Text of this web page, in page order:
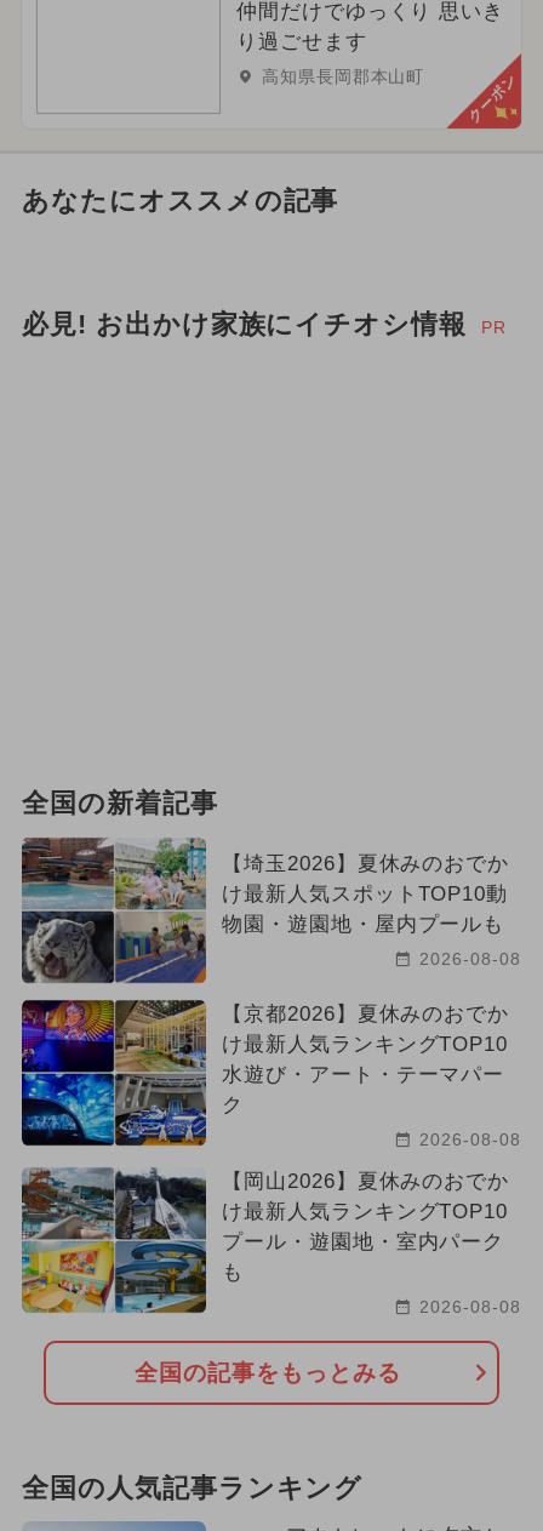
仲間だけでゆっくり 思いき
り過ごせます
高知県長岡郡本山町 クーポン
あなたにオススメの記事
必見! お出かけ家族にイチオシ情報 PR
全国の新着記事
【埼玉2026】夏休みのおでか
け最新人気スポットTOP10動
物園・遊園地・屋内プールも
2026-08-08
【京都2026】夏休みのおでか
け最新人気ランキングTOP10
水遊び・アート・テーマパー
ク
2026-08-08
【岡山2026】夏休みのおでか
け最新人気ランキングTOP10
プール・遊園地・室内パーク
も
2026-08-08
全国の記事をもっとみる
全国の人気記事ランキング